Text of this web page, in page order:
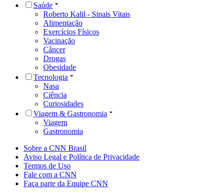
Saúde
Roberto Kalil - Sinais Vitais
Alimentação
Exercícios Físicos
Vacinação
Câncer
Drogas
Obesidade
Tecnologia
Nasa
Ciência
Curiosidades
Viagem & Gastronomia
Viagem
Gastronomia
Sobre a CNN Brasil
Aviso Legal e Política de Privacidade
Termos de Uso
Fale com a CNN
Faça parte da Equipe CNN